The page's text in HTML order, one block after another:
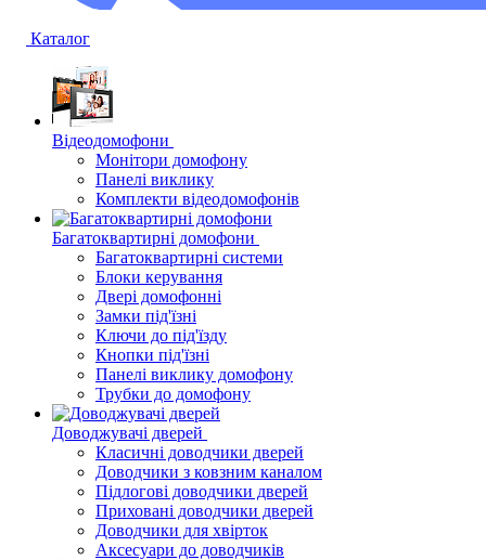
Каталог
Відеодомофони
Монітори домофону
Панелі виклику
Комплекти відеодомофонів
Багатоквартирні домофони
Багатоквартирні системи
Блоки керування
Двері домофонні
Замки під'їзні
Ключи до під'їзду
Кнопки під'їзні
Панелі виклику домофону
Трубки до домофону
Доводжувачі дверей
Класичні доводчики дверей
Доводчики з ковзним каналом
Підлогові доводчики дверей
Приховані доводчики дверей
Доводчики для хвірток
Аксесуари до доводчиків